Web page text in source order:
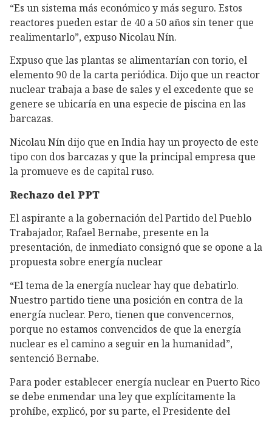
“Es un sistema más económico y más seguro. Estos
reactores pueden estar de 40 a 50 años sin tener que
realimentarlo”, expuso Nicolau Nín.
Expuso que las plantas se alimentarían con torio, el
elemento 90 de la carta periódica. Dijo que un reactor
nuclear trabaja a base de sales y el excedente que se
genere se ubicaría en una especie de piscina en las
barcazas.
Nicolau Nín dijo que en India hay un proyecto de este
tipo con dos barcazas y que la principal empresa que
la promueve es de capital ruso.
Rechazo del PPT
El aspirante a la gobernación del Partido del Pueblo
Trabajador, Rafael Bernabe, presente en la
presentación, de inmediato consignó que se opone a la
propuesta sobre energía nuclear
“El tema de la energía nuclear hay que debatirlo.
Nuestro partido tiene una posición en contra de la
energía nuclear. Pero, tienen que convencernos,
porque no estamos convencidos de que la energía
nuclear es el camino a seguir en la humanidad”,
sentenció Bernabe.
Para poder establecer energía nuclear en Puerto Rico
se debe enmendar una ley que explícitamente la
prohíbe, explicó, por su parte, el Presidente del